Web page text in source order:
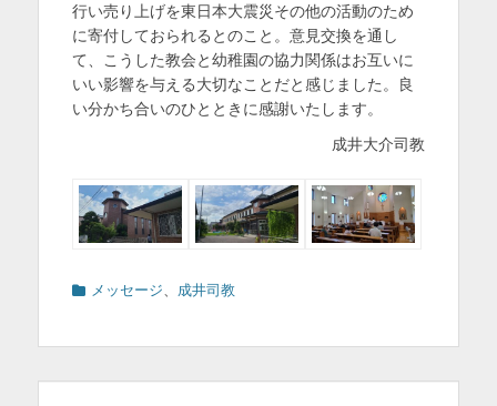
行い売り上げを東日本大震災その他の活動のため
に寄付しておられるとのこと。意見交換を通し
て、こうした教会と幼稚園の協力関係はお互いに
いい影響を与える大切なことだと感じました。良
い分かち合いのひとときに感謝いたします。
成井大介司教
カ メッセージ 成井司教